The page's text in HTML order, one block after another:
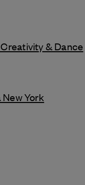
& Dance
York